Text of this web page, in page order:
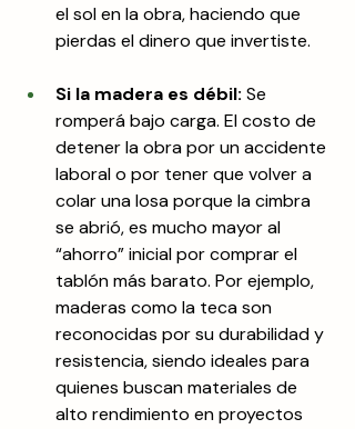
el sol en la obra, haciendo que
pierdas el dinero que invertiste.
Si la madera es débil: Se
romperá bajo carga. El costo de
detener la obra por un accidente
laboral o por tener que volver a
colar una losa porque la cimbra
se abrió, es mucho mayor al
“ahorro” inicial por comprar el
tablón más barato. Por ejemplo,
maderas como la teca son
reconocidas por su durabilidad y
resistencia, siendo ideales para
quienes buscan materiales de
alto rendimiento en proyectos